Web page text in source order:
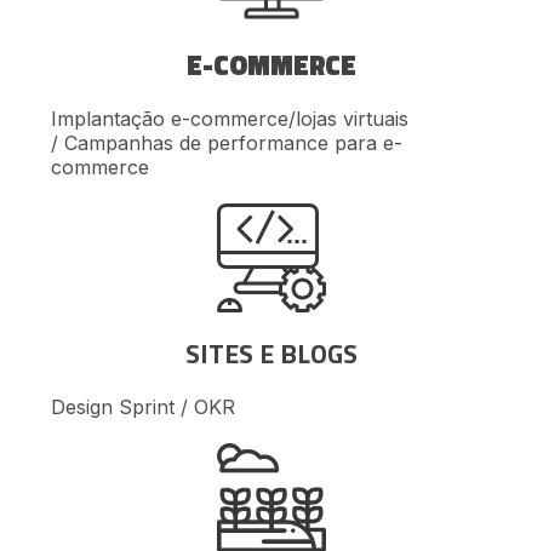
E-COMMERCE
Implantação e-commerce/lojas virtuais
/ Campanhas de performance para e-
commerce
SITES E BLOGS
Design Sprint / OKR